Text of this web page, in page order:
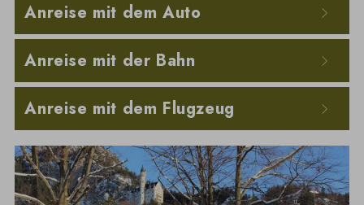
Anreise mit dem Auto
Anreise mit der Bahn
Anreise mit dem Flugzeug